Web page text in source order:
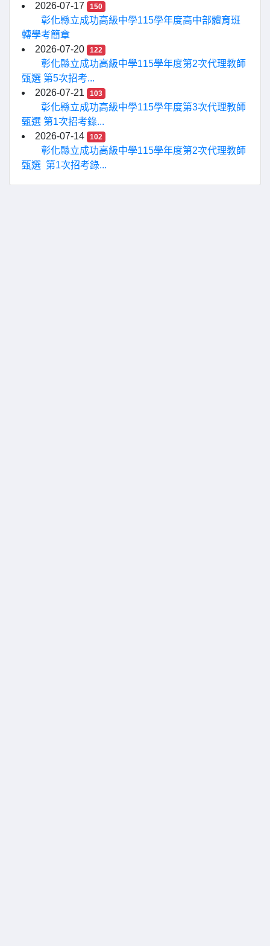
2026-07-17
150
彰化縣立成功高級中學115學年度高中部體育班
轉學考簡章
2026-07-20
122
彰化縣立成功高級中學115學年度第2次代理教師
甄選 第5次招考...
2026-07-21
103
彰化縣立成功高級中學115學年度第3次代理教師
甄選 第1次招考錄...
2026-07-14
102
彰化縣立成功高級中學115學年度第2次代理教師
甄選 第1次招考錄...